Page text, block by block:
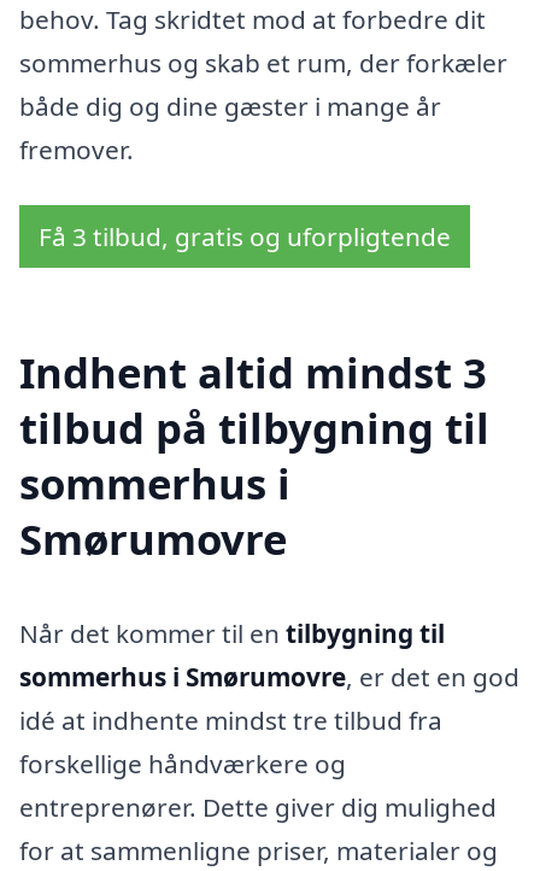
behov. Tag skridtet mod at forbedre dit
sommerhus og skab et rum, der forkæler
både dig og dine gæster i mange år
fremover.
Få 3 tilbud, gratis og uforpligtende
Indhent altid mindst 3
tilbud på tilbygning til
sommerhus i
Smørumovre
Når det kommer til en tilbygning til
sommerhus i Smørumovre, er det en god
idé at indhente mindst tre tilbud fra
forskellige håndværkere og
entreprenører. Dette giver dig mulighed
for at sammenligne priser, materialer og